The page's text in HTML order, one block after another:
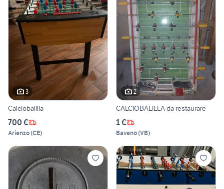
3
Calciobalilla
700 €
Arienzo(CE)
2
CALCIOBALILLA da restaurare
1 €
Baveno(VB)